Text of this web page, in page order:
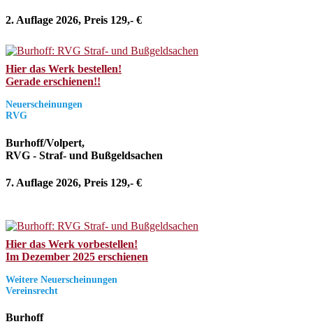
2. Auflage 2026, Preis 129,- €
Hier das Werk bestellen!
Gerade erschienen!!
Neuerscheinungen
RVG
Burhoff/Volpert,
RVG - Straf- und Bußgeldsachen
7. Auflage 2026, Preis 129,- €
Hier das Werk vorbestellen!
Im Dezember 2025 erschienen
Weitere Neuerscheinungen
Vereinsrecht
Burhoff